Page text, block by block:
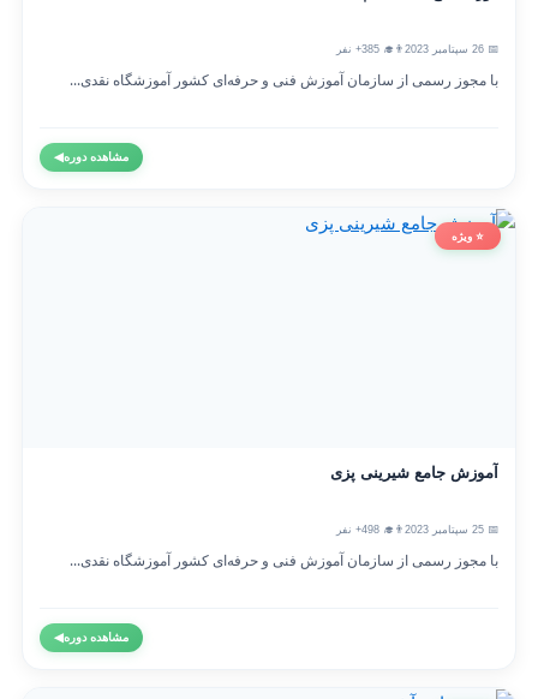
👨‍🎓 385+ نفر
با مجوز رسمی از سازمان آموزش فنی و حرفه‌ای کشور آموزشگاه نقدی...
مشاهده دوره◀
⭐ ویژه
آموزش جامع شیرینی پزی
👨‍🎓 498+ نفر
با مجوز رسمی از سازمان آموزش فنی و حرفه‌ای کشور آموزشگاه نقدی...
مشاهده دوره◀